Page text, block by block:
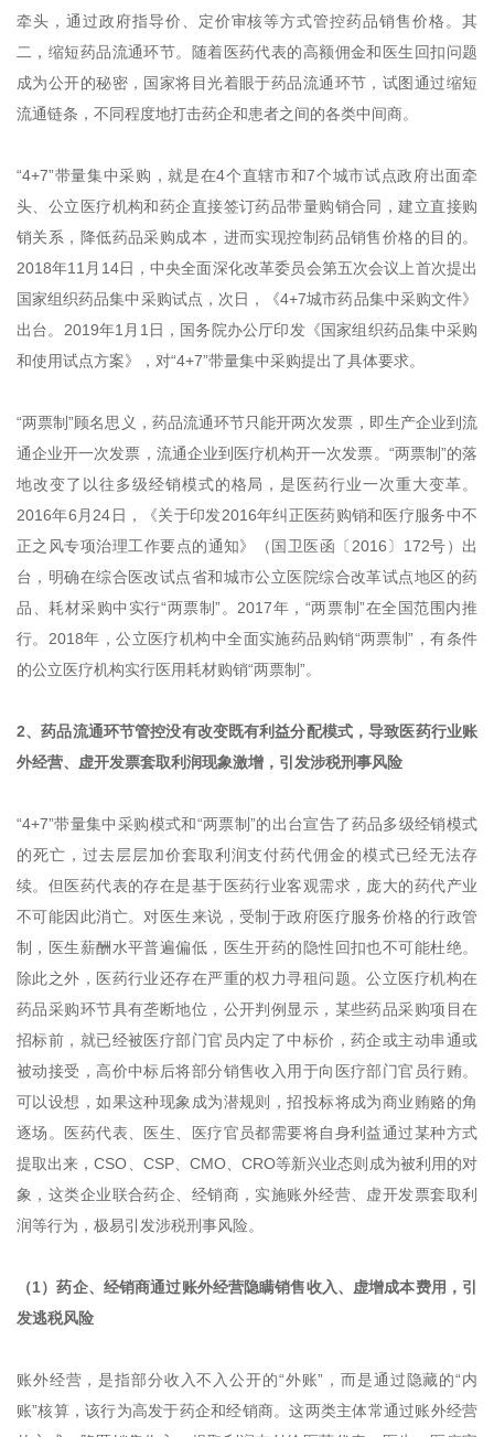
牵头，通过政府指导价、定价审核等方式管控药品销售价格。其
二，缩短药品流通环节。随着医药代表的高额佣金和医生回扣问题
成为公开的秘密，国家将目光着眼于药品流通环节，试图通过缩短
流通链条，不同程度地打击药企和患者之间的各类中间商。
“4+7”带量集中采购，就是在4个直辖市和7个城市试点政府出面牵
头、公立医疗机构和药企直接签订药品带量购销合同，建立直接购
销关系，降低药品采购成本，进而实现控制药品销售价格的目的。
2018年11月14日，中央全面深化改革委员会第五次会议上首次提出
国家组织药品集中采购试点，次日，《4+7城市药品集中采购文件》
出台。2019年1月1日，国务院办公厅印发《国家组织药品集中采购
和使用试点方案》，对“4+7”带量集中采购提出了具体要求。
“两票制”顾名思义，药品流通环节只能开两次发票，即生产企业到流
通企业开一次发票，流通企业到医疗机构开一次发票。“两票制”的落
地改变了以往多级经销模式的格局，是医药行业一次重大变革。
2016年6月24日，《关于印发2016年纠正医药购销和医疗服务中不
正之风专项治理工作要点的通知》（国卫医函〔2016〕172号）出
台，明确在综合医改试点省和城市公立医院综合改革试点地区的药
品、耗材采购中实行“两票制”。2017年，“两票制”在全国范围内推
行。2018年，公立医疗机构中全面实施药品购销“两票制”，有条件
的公立医疗机构实行医用耗材购销“两票制”。
2、药品流通环节管控没有改变既有利益分配模式，导致医药行业账
外经营、虚开发票套取利润现象激增，引发涉税刑事风险
“4+7”带量集中采购模式和“两票制”的出台宣告了药品多级经销模式
的死亡，过去层层加价套取利润支付药代佣金的模式已经无法存
续。但医药代表的存在是基于医药行业客观需求，庞大的药代产业
不可能因此消亡。对医生来说，受制于政府医疗服务价格的行政管
制，医生薪酬水平普遍偏低，医生开药的隐性回扣也不可能杜绝。
除此之外，医药行业还存在严重的权力寻租问题。公立医疗机构在
药品采购环节具有垄断地位，公开判例显示，某些药品采购项目在
招标前，就已经被医疗部门官员内定了中标价，药企或主动串通或
被动接受，高价中标后将部分销售收入用于向医疗部门官员行贿。
可以设想，如果这种现象成为潜规则，招投标将成为商业贿赂的角
逐场。医药代表、医生、医疗官员都需要将自身利益通过某种方式
提取出来，CSO、CSP、CMO、CRO等新兴业态则成为被利用的对
象，这类企业联合药企、经销商，实施账外经营、虚开发票套取利
润等行为，极易引发涉税刑事风险。
（1）药企、经销商通过账外经营隐瞒销售收入、虚增成本费用，引
发逃税风险
账外经营，是指部分收入不入公开的“外账”，而是通过隐藏的“内
账”核算，该行为高发于药企和经销商。这两类主体常通过账外经营